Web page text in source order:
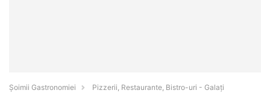
Șoimii Gastronomiei
Pizzerii, Restaurante, Bistro-uri - Galaţi